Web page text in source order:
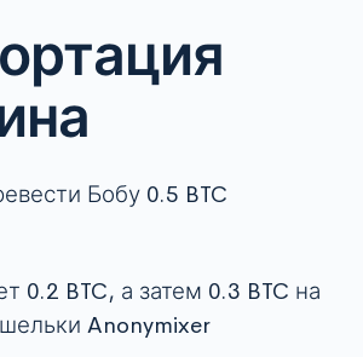
Бобу 0.5 BTC
0.2 BTC, а затем 0.3 BTC на
Anonymixer